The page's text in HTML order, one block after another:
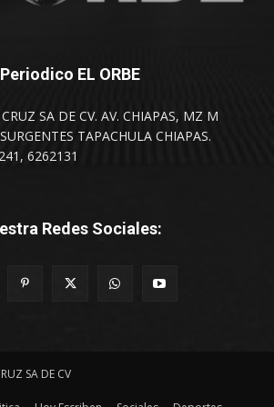
Periodico EL ORBE
SA DE CV. AV. CHIAPAS, MZ M
TAPACHULA CHIAPAS.
6262131
Redes Sociales:
SA DE CV